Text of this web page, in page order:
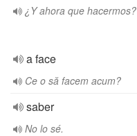
¿Y ahora que hacermos?
a face
Ce o să facem acum?
saber
No lo sé.